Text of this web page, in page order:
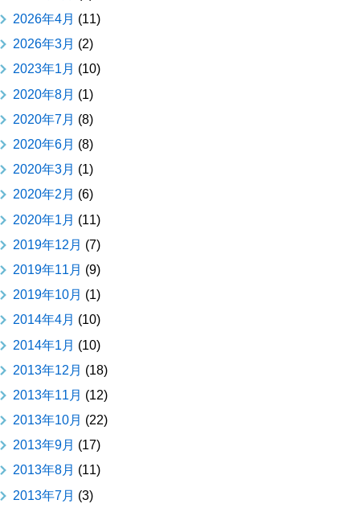
2026年4月 (11)
2026年3月 (2)
2023年1月 (10)
2020年8月 (1)
2020年7月 (8)
2020年6月 (8)
2020年3月 (1)
2020年2月 (6)
2020年1月 (11)
2019年12月 (7)
2019年11月 (9)
2019年10月 (1)
2014年4月 (10)
2014年1月 (10)
2013年12月 (18)
2013年11月 (12)
2013年10月 (22)
2013年9月 (17)
2013年8月 (11)
2013年7月 (3)